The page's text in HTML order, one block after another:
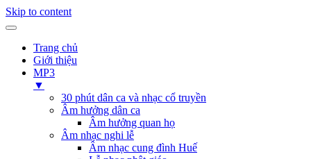
Skip to content
Trang chủ
Giới thiệu
MP3
▼
30 phút dân ca và nhạc cổ truyền
Âm hưởng dân ca
Âm hưởng quan họ
Âm nhạc nghi lễ
Âm nhạc cung đình Huế